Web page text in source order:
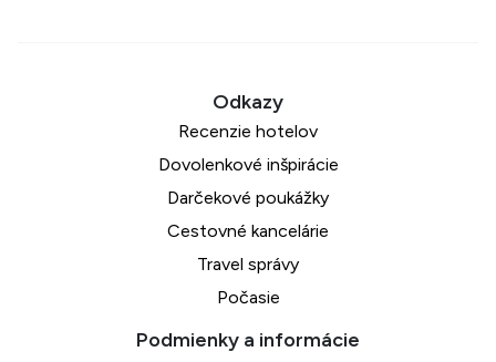
Recenzie hotelov
Dovolenkové inšpirácie
Darčekové poukážky
Cestovné kancelárie
Travel správy
Počasie